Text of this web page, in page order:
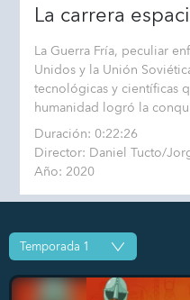
La carrera
La Guerra Fría, peculiar
Unidos y la Unión
tecnológicas y científicas
humanidad logró la
Duración: 0:22:26
Director: Daniel Tucto/
Año: 2020